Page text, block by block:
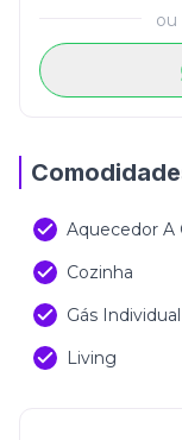
ou
Aquecedor A
Cozinha
Gás Individual
Living